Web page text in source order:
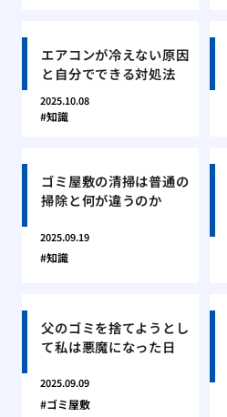
エアコンが冷えない原因
と自分でできる対処法
2025.10.08
知識
ゴミ屋敷の清掃は普通の
掃除と何が違うのか
2025.09.19
知識
父のゴミを捨てようとし
て私は悪魔になった日
2025.09.09
ゴミ屋敷